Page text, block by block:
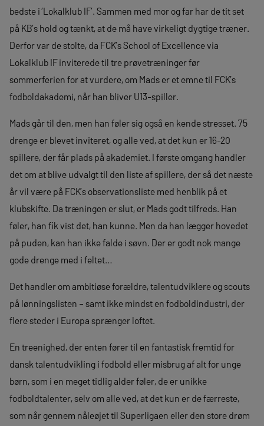
bedste i ’Lokalklub IF’. Sammen med mor og far har de tit set
på KB’s hold og tænkt, at de må have virkeligt dygtige træner.
Derfor var de stolte, da FCK’s School of Excellence via
Lokalklub IF inviterede til tre prøvetræninger før
sommerferien for at vurdere, om Mads er et emne til FCK’s
fodboldakademi, når han bliver U13-spiller.
Mads går til den, men han føler sig også en kende stresset. 75
drenge er blevet inviteret, og alle ved, at det kun er 16-20
spillere, der får plads på akademiet. I første omgang handler
det om at blive udvalgt til den liste af spillere, der så det næste
år vil være på FCK’s observationsliste med henblik på et
klubskifte. Da træningen er slut, er Mads godt tilfreds. Han
føler, han fik vist det, han kunne. Men da han lægger hovedet
på puden, kan han ikke falde i søvn. Der er godt nok mange
gode drenge med i feltet…
Det handler om ambitiøse forældre, talentudviklere og scouts
på lønningslisten – samt ikke mindst en fodboldindustri, der
flere steder i Europa sprænger loftet.
En treenighed, der enten fører til en fantastisk fremtid for
dansk talentudvikling i fodbold eller misbrug af alt for unge
børn, som i en meget tidlig alder føler, de er unikke
fodboldtalenter, selv om alle ved, at det kun er de færreste,
som når gennem nåleøjet til Superligaen eller den store drøm